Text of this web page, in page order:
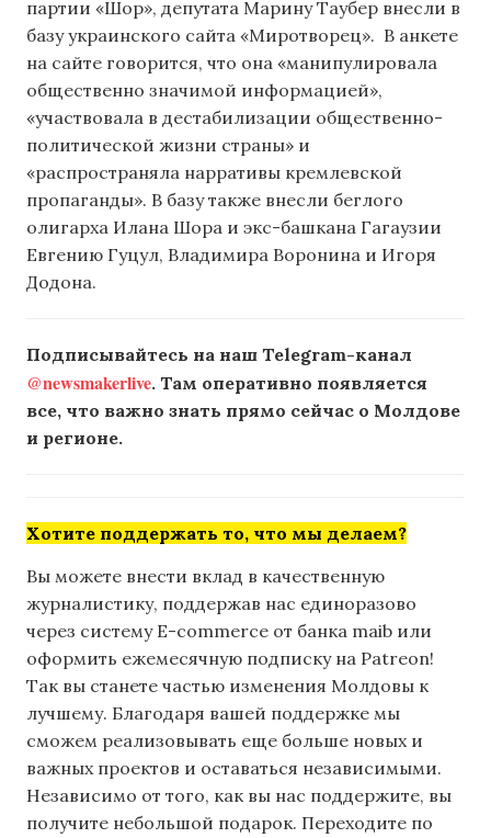
партии «Шор», депутата Марину Таубер внесли в
базу украинского сайта «Миротворец». В анкете
на сайте говорится, что она «манипулировала
общественно значимой информацией»,
«участвовала в дестабилизации общественно-
политической жизни страны» и
«распространяла нарративы кремлевской
пропаганды». В базу также внесли беглого
олигарха Илана Шора и экс-башкана Гагаузии
Евгению Гуцул, Владимира Воронина и Игоря
Додона.
Подписывайтесь на наш Telegram-канал
@newsmakerlive. Там оперативно появляется
все, что важно знать прямо сейчас о Молдове
и регионе.
Хотите поддержать то, что мы делаем?
Вы можете внести вклад в качественную
журналистику, поддержав нас единоразово
через систему E-commerce от банка maib или
оформить ежемесячную подписку на Patreon!
Так вы станете частью изменения Молдовы к
лучшему. Благодаря вашей поддержке мы
сможем реализовывать еще больше новых и
важных проектов и оставаться независимыми.
Независимо от того, как вы нас поддержите, вы
получите небольшой подарок. Переходите по